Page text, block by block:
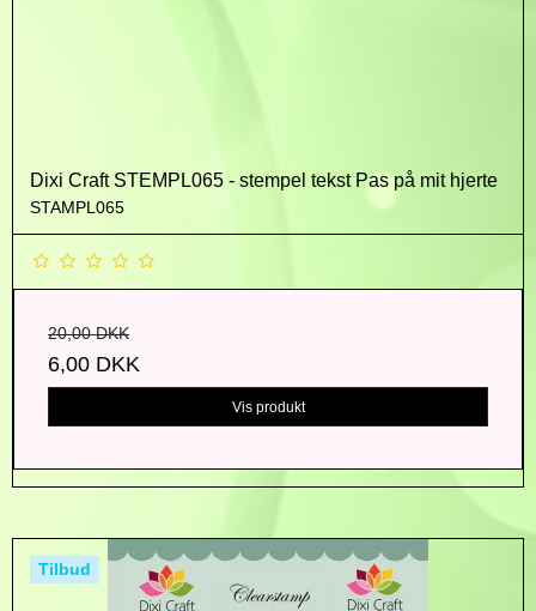
Dixi Craft STEMPL065 - stempel tekst Pas på mit hjerte
STAMPL065
20,00 DKK
6,00 DKK
Vis produkt
Tilbud